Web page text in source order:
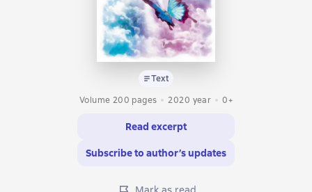
Text
Volume 200 pages
2020 year 0+
Read excerpt
Subscribe to author’s updates